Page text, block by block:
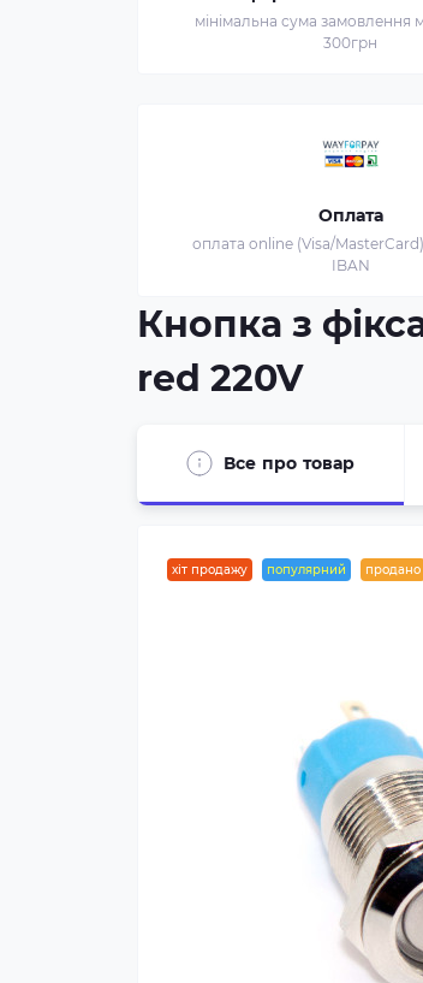
мінімальна сума замовлення
300грн
Оплата
оплата online (Visa/MasterCard)
IBAN
Кнопка з
red 220V
Все про товар
хіт продажу популярний продано